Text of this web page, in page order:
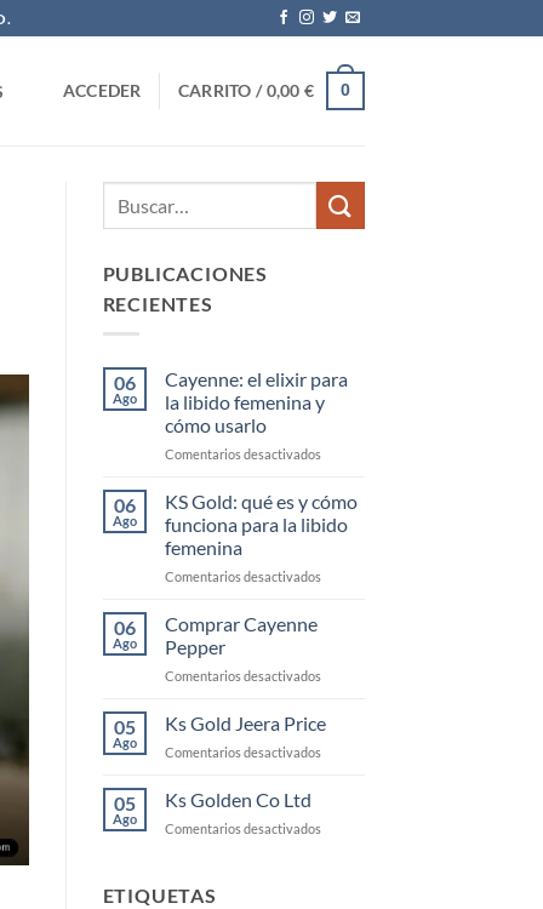
ACCEDER CARRITO /0,00€ 0
PUBLICACIONES
RECIENTES
06
Ago
Cayenne: el elixir para
la libido femenina y
cómo usarlo
Comentarios desactivadosen
el
elixir
para
libido
06
Ago
KS Gold: qué es y cómo
funciona para la libido
femenina
Comentarios desactivadosen
y
funciona
la
06
Ago
Comprar Cayenne
Pepper
Comentarios desactivadosen
Pepper
05
Ago
Ks Gold Jeera Price
Comentarios desactivadosen
Price
05
Ago
Ks Golden Co Ltd
Comentarios desactivadosen
ETIQUETAS